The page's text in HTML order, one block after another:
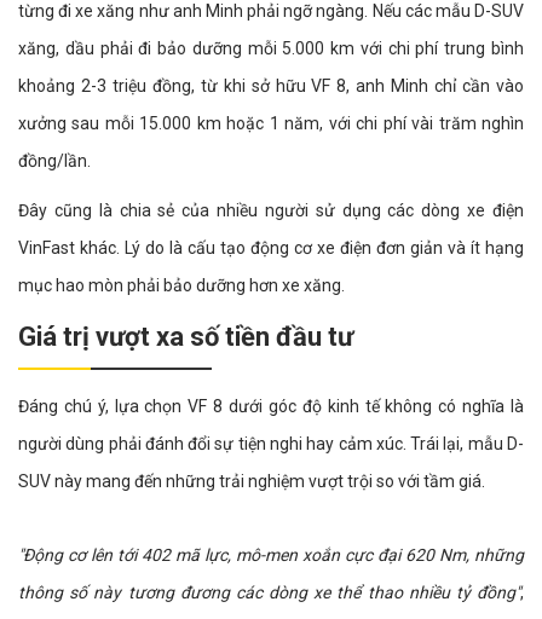
từng đi xe xăng như anh Minh phải ngỡ ngàng. Nếu các mẫu D-SUV
xăng, dầu phải đi bảo dưỡng mỗi 5.000 km với chi phí trung bình
khoảng 2-3 triệu đồng, từ khi sở hữu VF 8, anh Minh chỉ cần vào
xưởng sau mỗi 15.000 km hoặc 1 năm, với chi phí vài trăm nghìn
đồng/lần.
Đây cũng là chia sẻ của nhiều người sử dụng các dòng xe điện
VinFast khác. Lý do là cấu tạo động cơ xe điện đơn giản và ít hạng
mục hao mòn phải bảo dưỡng hơn xe xăng.
Giá trị vượt xa số tiền đầu tư
Đáng chú ý, lựa chọn VF 8 dưới góc độ kinh tế không có nghĩa là
người dùng phải đánh đổi sự tiện nghi hay cảm xúc. Trái lại, mẫu D-
SUV này mang đến những trải nghiệm vượt trội so với tầm giá.
"Động cơ lên tới 402 mã lực, mô-men xoắn cực đại 620 Nm, những
thông số này tương đương các dòng xe thể thao nhiều tỷ đồng",